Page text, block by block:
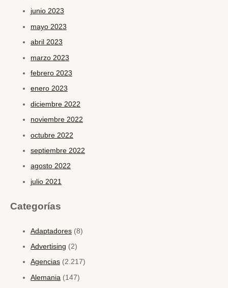
junio 2023
mayo 2023
abril 2023
marzo 2023
febrero 2023
enero 2023
diciembre 2022
noviembre 2022
octubre 2022
septiembre 2022
agosto 2022
julio 2021
Categorías
Adaptadores (8)
Advertising (2)
Agencias (2.217)
Alemania (147)